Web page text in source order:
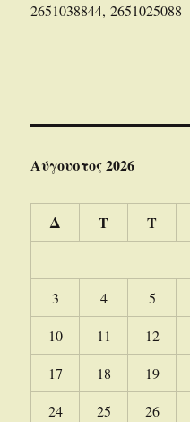
2651038844, 2651025088
Αύγουστος 2026
Δ Τ Τ
3
4 5
10
11 12
17
18 19
24
25 26